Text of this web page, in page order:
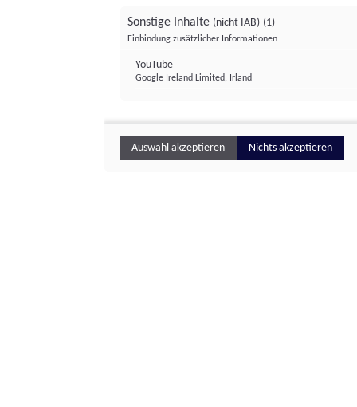
Sonstige Inhalte (nicht IAB) (1)
Einbindung zusätzlicher Informationen
YouTube
Google Ireland Limited, Irland
Auswahl akzeptieren Nichts akzeptieren